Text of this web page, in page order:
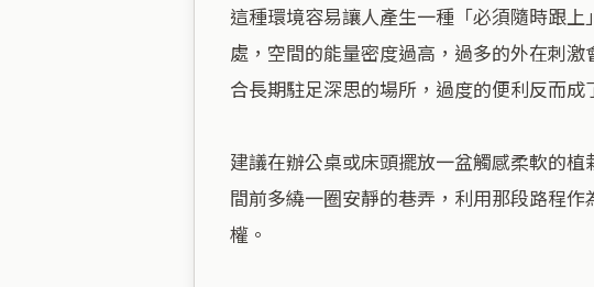
這種環境容易讓人產生一種「必須隨時跟
處，空間的能量密度過高，過多的外在刺
合長期駐足深思的場所，過度的便利反而成
建議在辦公桌或床頭擺放一盆觸感柔軟的
間前多繞一圈安靜的巷弄，利用那段路程
權。